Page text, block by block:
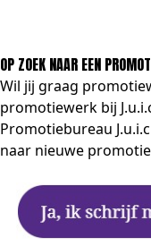
OP ZOEK NAAR EEN
Wil jij graag
promotiewerk bij
Promotiebureau
naar nieuwe